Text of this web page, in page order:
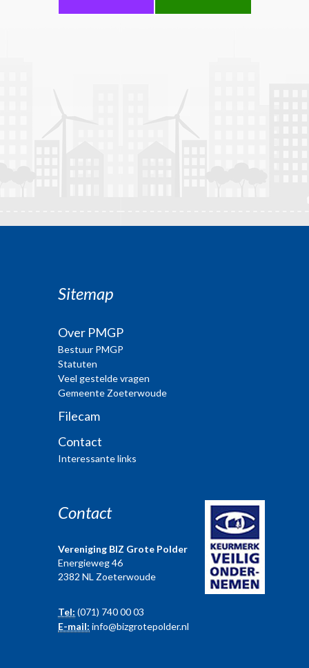
Sitemap
Over PMGP
Bestuur PMGP
Statuten
Veel gestelde vragen
Gemeente Zoeterwoude
Filecam
Contact
Interessante links
Contact
Vereniging BIZ Grote Polder
Energieweg 46
2382 NL Zoeterwoude
Tel: (071) 740 00 03
E-mail: info@bizgrotepolder.nl